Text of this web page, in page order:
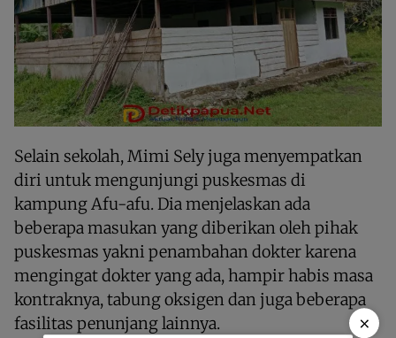
Selain sekolah, Mimi Sely juga menyempatkan
diri untuk mengunjungi puskesmas di
kampung Afu-afu. Dia menjelaskan ada
beberapa masukan yang diberikan oleh pihak
puskesmas yakni penambahan dokter karena
mengingat dokter yang ada, hampir habis masa
kontraknya, tabung oksigen dan juga beberapa
fasilitas penunjang lainnya.
×